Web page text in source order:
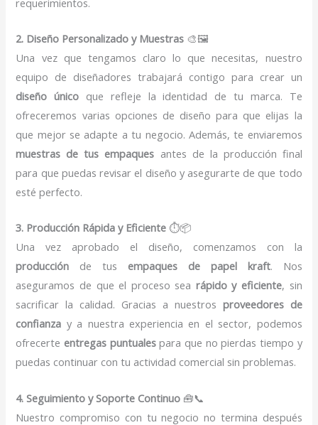
2. Diseño Personalizado y Muestras 🎨🖼️
Una vez que tengamos claro lo que necesitas, nuestro
equipo de diseñadores trabajará contigo para crear un
diseño único que refleje la identidad de tu marca. Te
ofreceremos varias opciones de diseño para que elijas la
que mejor se adapte a tu negocio. Además, te enviaremos
muestras de tus empaques antes de la producción final
para que puedas revisar el diseño y asegurarte de que todo
esté perfecto.
3. Producción Rápida y Eficiente ⏱️📦
Una vez aprobado el diseño, comenzamos con la
producción de tus empaques de papel kraft. Nos
aseguramos de que el proceso sea rápido y eficiente, sin
sacrificar la calidad. Gracias a nuestros proveedores de
confianza y a nuestra experiencia en el sector, podemos
ofrecerte entregas puntualespara que no pierdas tiempo y
puedas continuar con tu actividad comercial sin problemas.
4. Seguimiento y Soporte Continuo 🧰📞
Nuestro compromiso con tu negocio no termina después